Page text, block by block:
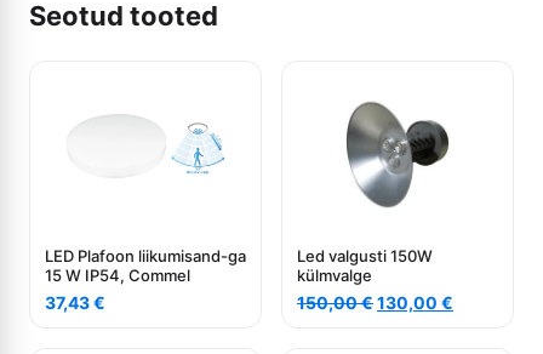
Seotud tooted
LED Plafoon liikumisand-ga
15 W IP54, Commel
37,43€
Led valgusti 150W
külmvalge
150,00€Algne
130,00 €